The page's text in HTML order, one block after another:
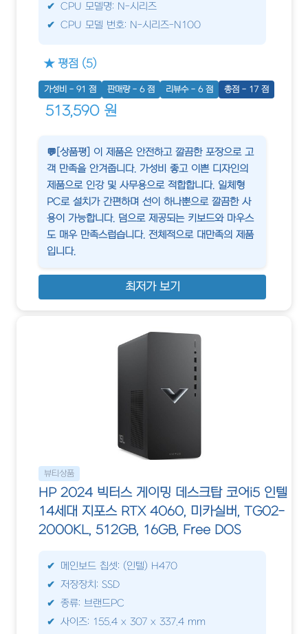
CPU 모델명: N-시리즈
CPU 모델 번호: N-시리즈-N100
★ 평점 (5)
가성비 - 91 점 판매량 - 6 점 리뷰수 - 6 점 총점 - 17 점
513,590 원
💬[상품평] 이 제품은 안전하고 깔끔한 포장으로 고
객 만족을 안겨줍니다. 가성비 좋고 이쁜 디자인의
제품으로 인강 및 사무용으로 적합합니다. 일체형
PC로 설치가 간편하며 선이 하나뿐으로 깔끔한 사
용이 가능합니다. 덤으로 제공되는 키보드와 마우스
도 매우 만족스럽습니다. 전체적으로 대만족의 제품
입니다.
최저가 보기
뷰티상품
HP 2024 빅터스 게이밍 데스크탑 코어i5 인텔
14세대 지포스 RTX 4060, 미카실버, TG02-
2000KL, 512GB, 16GB, Free DOS
메인보드 칩셋: (인텔) H470
저장장치: SSD
종류: 브랜드PC
사이즈: 155.4 x 307 x 337.4 mm